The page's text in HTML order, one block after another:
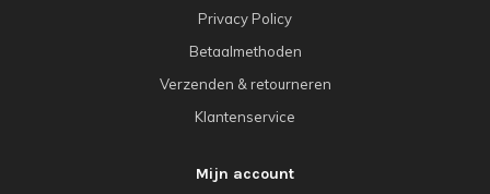
Privacy Policy
Betaalmethoden
Verzenden & retourneren
Klantenservice
Mijn account